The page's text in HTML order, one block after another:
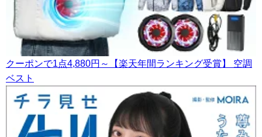
クーポンで1点4,880円～【楽天年間ランキング受賞】 空調
ベスト